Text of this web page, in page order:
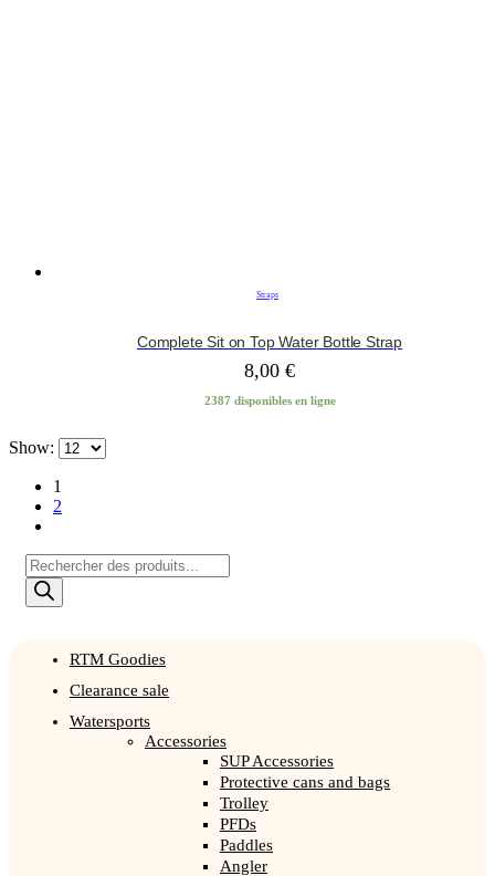
Straps
Complete Sit on Top Water Bottle Strap
8,00 €
2387 disponibles en ligne
Show:
1
2
Products
search
RTM Goodies
Clearance sale
Watersports
Accessories
SUP Accessories
Protective cans and bags
Trolley
PFDs
Paddles
Angler